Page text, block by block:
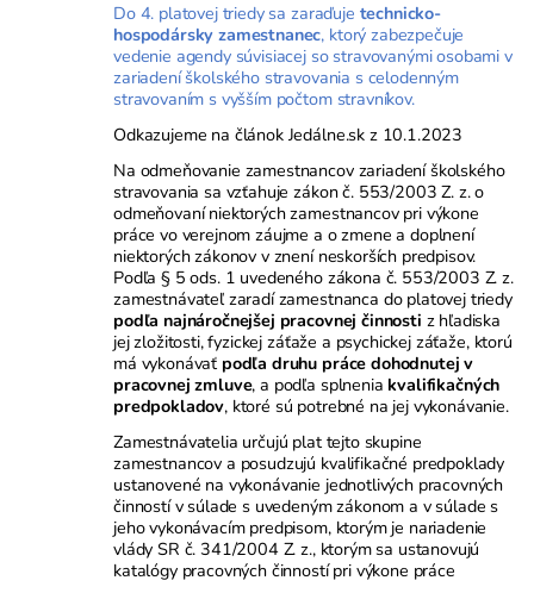
Do 4. platovej triedy sa zaraďuje technicko-
hospodársky zamestnanec, ktorý zabezpečuje
vedenie agendy súvisiacej so stravovanými osobami v
zariadení školského stravovania s celodenným
stravovaním s vyšším počtom stravníkov.
Odkazujeme na článok Jedálne.sk z 10.1.2023
Na odmeňovanie zamestnancov zariadení školského
stravovania sa vzťahuje zákon č. 553/2003 Z. z. o
odmeňovaní niektorých zamestnancov pri výkone
práce vo verejnom záujme a o zmene a doplnení
niektorých zákonov v znení neskorších predpisov.
Podľa § 5 ods. 1 uvedeného zákona č. 553/2003 Z. z.
zamestnávateľ zaradí zamestnanca do platovej triedy
podľa najnáročnejšej pracovnej činnosti z hľadiska
jej zložitosti, fyzickej záťaže a psychickej záťaže, ktorú
má vykonávať podľa druhu práce dohodnutej v
pracovnej zmluve, a podľa splnenia kvalifikačných
predpokladov, ktoré sú potrebné na jej vykonávanie.
Zamestnávatelia určujú plat tejto skupine
zamestnancov a posudzujú kvalifikačné predpoklady
ustanovené na vykonávanie jednotlivých pracovných
činností v súlade s uvedeným zákonom a v súlade s
jeho vykonávacím predpisom, ktorým je nariadenie
vlády SR č. 341/2004 Z. z., ktorým sa ustanovujú
katalógy pracovných činností pri výkone práce